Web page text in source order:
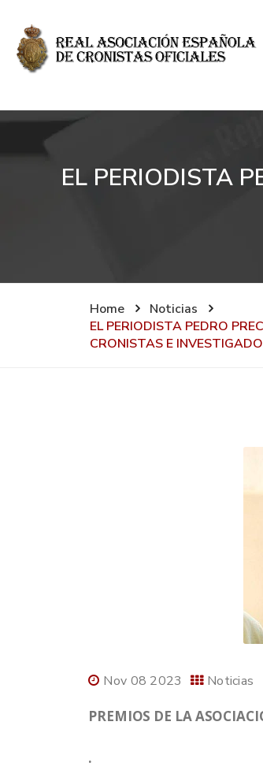
EL PERIODISTA
Home
Noticias
EL PERIODISTA PEDRO
CRONISTAS E
Nov 08 2023 Noticias
PREMIOS DE LA
.